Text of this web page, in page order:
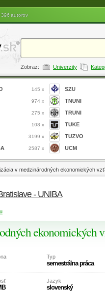
autorov
Zobraz: Univerzity
145 x
974 x
275 x
108 x
3199 x
2587 x
SZU
TNUNI
TRUNI
TUKE
TUZVO
UCM
v medzinárodných ekonomických
- UNIBA
ekonomických
Typ
semestrálna práca
Jazyk
slovenský